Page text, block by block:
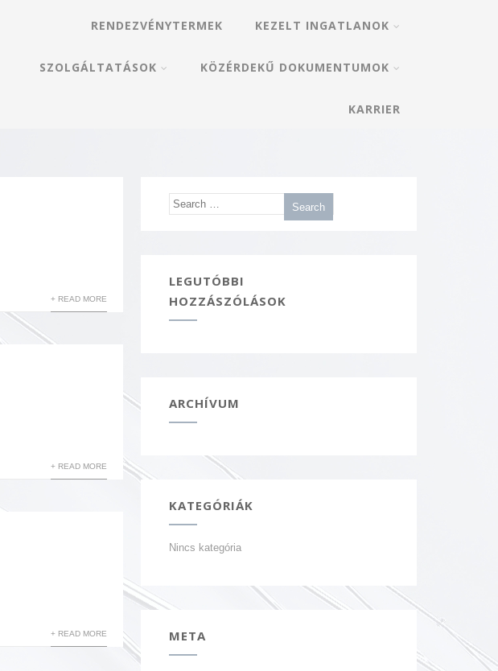
RENDEZVÉNYTERMEK KEZELT INGATLANOK
SZOLGÁLTATÁSOK KÖZÉRDEKŰ DOKUMENTUMOK
KARRIER
+ READ MORE
+ READ MORE
+ READ MORE
LEGUTÓBBI
HOZZÁSZÓLÁSOK
ARCHÍVUM
KATEGÓRIÁK
Nincs kategória
META